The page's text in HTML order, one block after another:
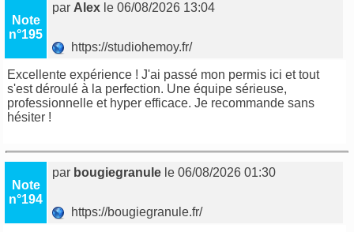
Note
n°195
par Alex le 06/08/2026 13:04
https://studiohemoy.fr/
Excellente expérience ! J'ai passé mon permis ici et tout
s'est déroulé à la perfection. Une équipe sérieuse,
professionnelle et hyper efficace. Je recommande sans
hésiter !
Note
n°194
par bougiegranule le 06/08/2026 01:30
https://bougiegranule.fr/